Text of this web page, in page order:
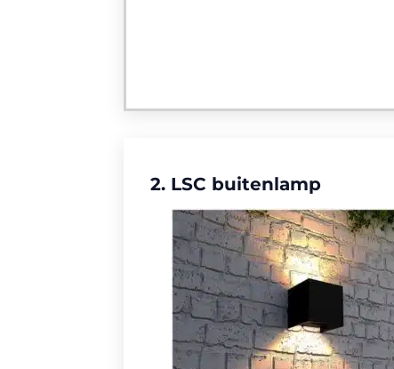
2. LSC buitenlamp